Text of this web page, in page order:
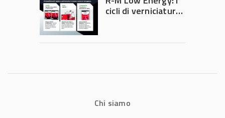
di precisione
cicli di verniciatura
tempi e costi in
Chi siamo